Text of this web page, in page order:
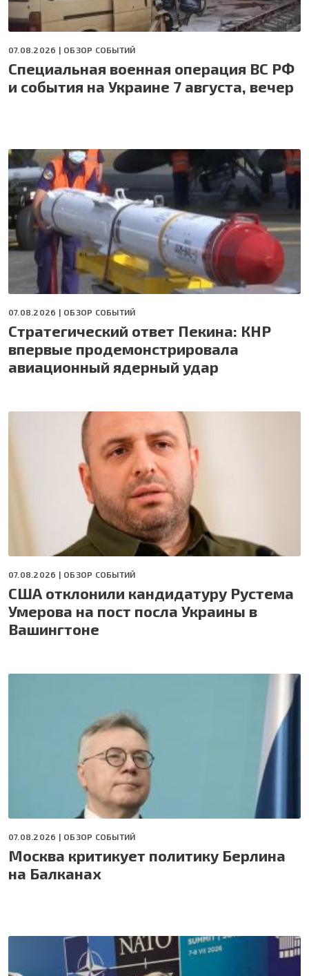
07.08.2026 | ОБЗОР СОБЫТИЙ
Специальная военная операция ВС РФ
и события на Украине 7 августа, вечер
07.08.2026 | ОБЗОР СОБЫТИЙ
Стратегический ответ Пекина: КНР
впервые продемонстрировала
авиационный ядерный удар
07.08.2026 | ОБЗОР СОБЫТИЙ
США отклонили кандидатуру Рустема
Умерова на пост посла Украины в
Вашингтоне
07.08.2026 | ОБЗОР СОБЫТИЙ
Москва критикует политику Берлина
на Балканах